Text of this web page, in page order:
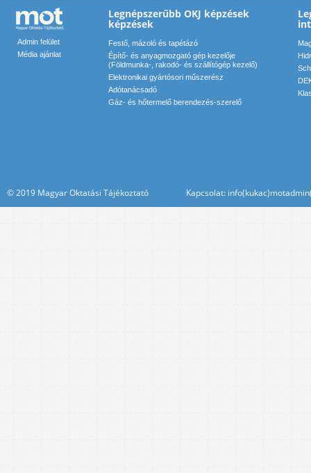
Admin felület
Média ajánlat
Legnépszerűbb OKJ képzések
képzések
Festő, mázoló és tapétázó
Építő- és anyagmozgató gép kezelője
(Földmunka-, rakodó- és szállítógép kezelő)
Elektronikai gyártósori műszerész
Adótanácsadó
Gáz- és hőtermelő berendezés-szerelő
© 2019 Magyar Oktatási Tájékoztató Kapcsolat: